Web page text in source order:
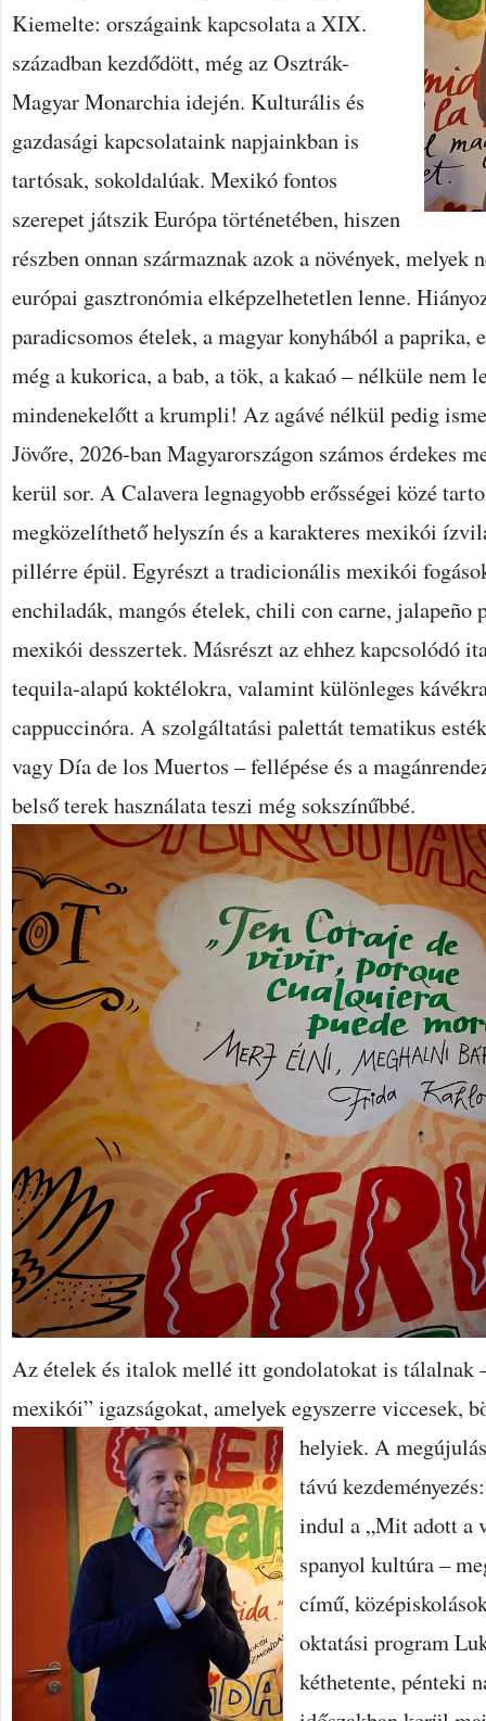
Kiemelte: országaink kapcsolata a XIX.
században kezdődött, még az Osztrák-
Magyar Monarchia idején. Kulturális és
gazdasági kapcsolataink napjainkban is
tartósak, sokoldalúak. Mexikó fontos
szerepet játszik Európa történetében, hiszen
részben onnan származnak azok a növények, melyek
európai gasztronómia elképzelhetetlen lenne.
paradicsomos ételek, a magyar konyhából a paprika,
még a kukorica, a bab, a tök, a kakaó – nélküle nem
mindenekelőtt a krumpli! Az agávé nélkül pedig
Jövőre, 2026-ban Magyarországon számos érdekes
kerül sor. A Calavera legnagyobb erősségei közé
megközelíthető helyszín és a karakteres mexikói
pillérre épül. Egyrészt a tradicionális mexikói
enchiladák, mangós ételek, chili con carne, jalapeño
mexikói desszertek. Másrészt az ehhez kapcsolódó
tequila-alapú koktélokra, valamint különleges
cappuccinóra. A szolgáltatási palettát tematikus
vagy Día de los Muertos – fellépése és a
belső terek használata teszi még sokszínűbbé.
Az ételek és italok mellé itt gondolatokat is tálalnak
mexikói” igazságokat, amelyek egyszerre viccesek,
helyiek. A
távú
indul a „Mit adott a
spanyol kultúra –
című,
oktatási program
kéthetente, pénteki